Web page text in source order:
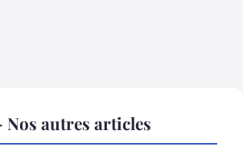
autres articles